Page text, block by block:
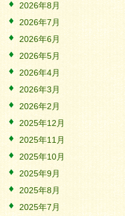
2026年8月
2026年7月
2026年6月
2026年5月
2026年4月
2026年3月
2026年2月
2025年12月
2025年11月
2025年10月
2025年9月
2025年8月
2025年7月